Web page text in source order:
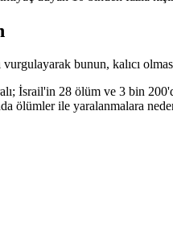
bunun, kalıcı
İsrail'in 28 ölüm ve 3 bin
ölümler ile yaralanmalara